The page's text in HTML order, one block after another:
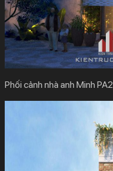
Phối cảnh nhà anh Minh PA2